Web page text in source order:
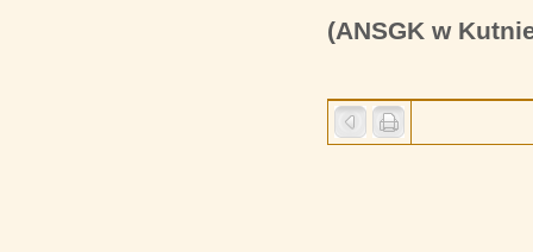
(ANSGK w